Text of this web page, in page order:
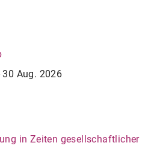
Aug. 2026
in Zeiten gesellschaftlicher